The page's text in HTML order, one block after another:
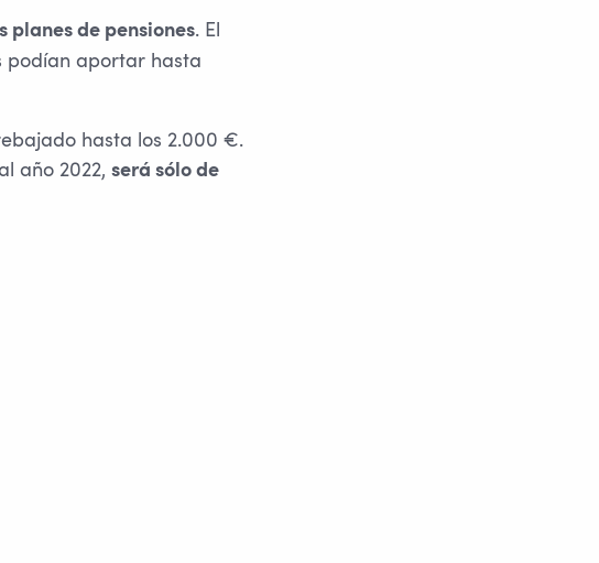
planes de pensiones. El
podían aportar hasta
hasta los 2.000 €.
año 2022, será sólo de